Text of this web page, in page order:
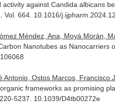
activity against Candida albicans
Vol. 664. 10.1016/
Méndez, Ana, Moyá Morán,
Nanotubes as Nanocarriers
Antonio, Ostos Marcos,
frameworks as promising
5237. 10.1039/D4tb00272e